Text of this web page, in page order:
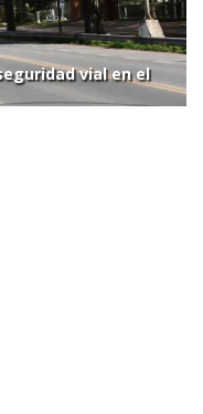
vial en el